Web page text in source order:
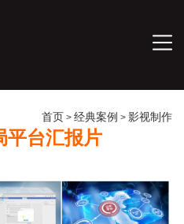
首页 > 经典案例 > 影视制作
平台汇报片